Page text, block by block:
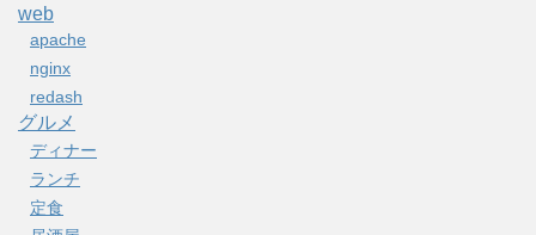
web
apache
nginx
redash
グルメ
ディナー
ランチ
定食